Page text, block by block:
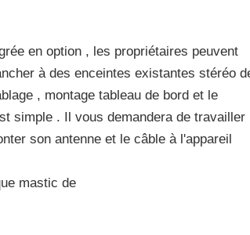
en option , les propriétaires peuvent
à des enceintes existantes stéréo
, montage tableau de bord et le
simple . Il vous demandera de travailler
son antenne et le câble à l'appareil
mastic de